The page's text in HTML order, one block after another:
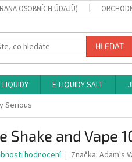
OSOBNÍCH ÚDAJŮ)
HLEDAT
LIQUIDY E-LIQUIDY SALT
Serious
Shake and Vape
hodnocení Značka: Adam's